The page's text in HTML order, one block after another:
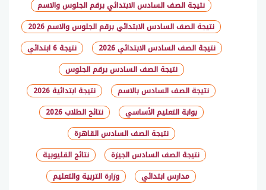
نتيجة الصف السادس الابتدائي برقم الجلوس والاسم
نتيجة الصف السادس الابتدائي برقم الجلوس والاسم 2026
نتيجة الصف السادس الابتدائي 2026
نتيجة 6 ابتدائي
نتيجة الصف السادس برقم الجلوس
نتيجة الصف السادس بالاسم
نتيجة ابتدائية 2026
بوابة التعليم الأساسي
نتائج الطلاب 2026
نتيجة الصف السادس القاهرة
نتيجة الصف السادس الجيزة
نتائج القليوبية
مدارس ابتدائي
وزارة التربية والتعليم